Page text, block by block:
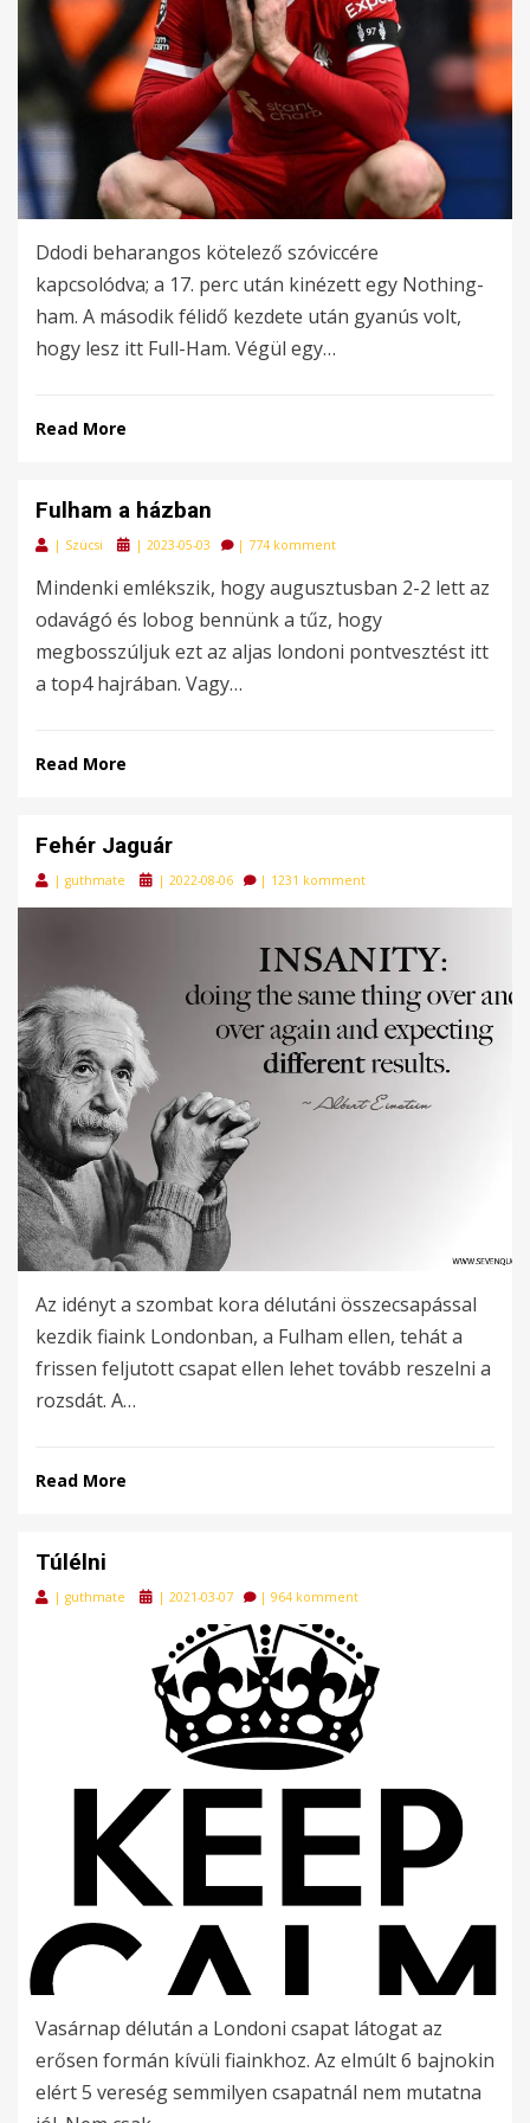
Ddodi beharangos kötelező szóviccére
kapcsolódva; a 17. perc után kinézett egy Nothing-
ham. A második félidő kezdete után gyanús volt,
hogy lesz itt Full-Ham. Végül egy…
Read More
Fulham a házban
| Szücsi
Posted
| 2023-05-03 | 774 komment
Mindenki emlékszik, hogy augusztusban 2-2 lett az
odavágó és lobog bennünk a tűz, hogy
megbosszúljuk ezt az aljas londoni pontvesztést itt
a top4 hajrában. Vagy…
Read More
Fehér Jaguár
| guthmate
Posted
| 2022-08-06 | 1231 komment
Az idényt a szombat kora délutáni összecsapással
kezdik fiaink Londonban, a Fulham ellen, tehát a
frissen feljutott csapat ellen lehet tovább reszelni a
rozsdát. A…
Read More
Túlélni
| guthmate
Posted
| 2021-03-07 | 964 komment
Vasárnap délután a Londoni csapat látogat az
erősen formán kívüli fiainkhoz. Az elmúlt 6 bajnokin
elért 5 vereség semmilyen csapatnál nem mutatna